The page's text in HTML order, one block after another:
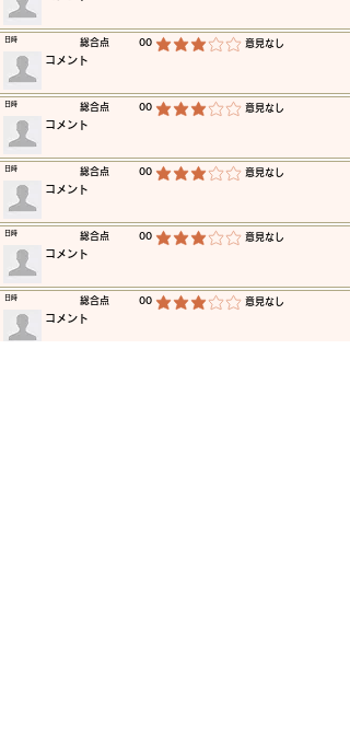
​総合点 00 平均評価 3 /5 ​意見なし
​日時
​コメント
​総合点 00 平均評価 3 /5 ​意見なし
​日時
​コメント
​総合点 00 平均評価 3 /5 ​意見なし
​日時
​コメント
​総合点 00 平均評価 3 /5 ​意見なし
​日時
​コメント
​総合点 00 平均評価 3 /5 ​意見なし
​日時
​コメント